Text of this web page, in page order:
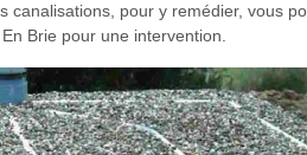
canalisations, pour y remédier, vous
Brie pour une intervention.